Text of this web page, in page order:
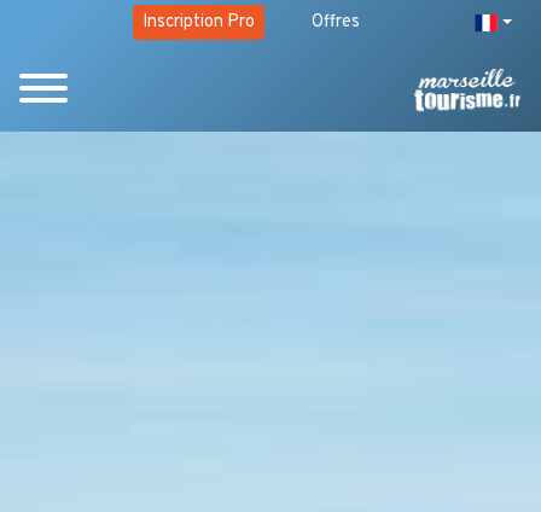
Inscription Pro Offres